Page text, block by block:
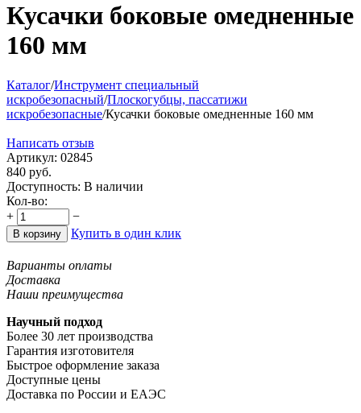
Кусачки боковые омедненные
160 мм
Каталог/Инструмент специальный
искробезопасный/Плоскогубцы, пассатижи
искробезопасные/Кусачки боковые омедненные 160 мм
Написать отзыв
Артикул: 02845
840 руб.
Доступность: В наличии
Кол-во:
+
−
В корзину Купить в один клик
Варианты оплаты
Доставка
Наши преимущества
Научный подход
Более 30 лет производства
Гарантия изготовителя
Быстрое оформление заказа
Доступные цены
Доставка по России и ЕАЭС